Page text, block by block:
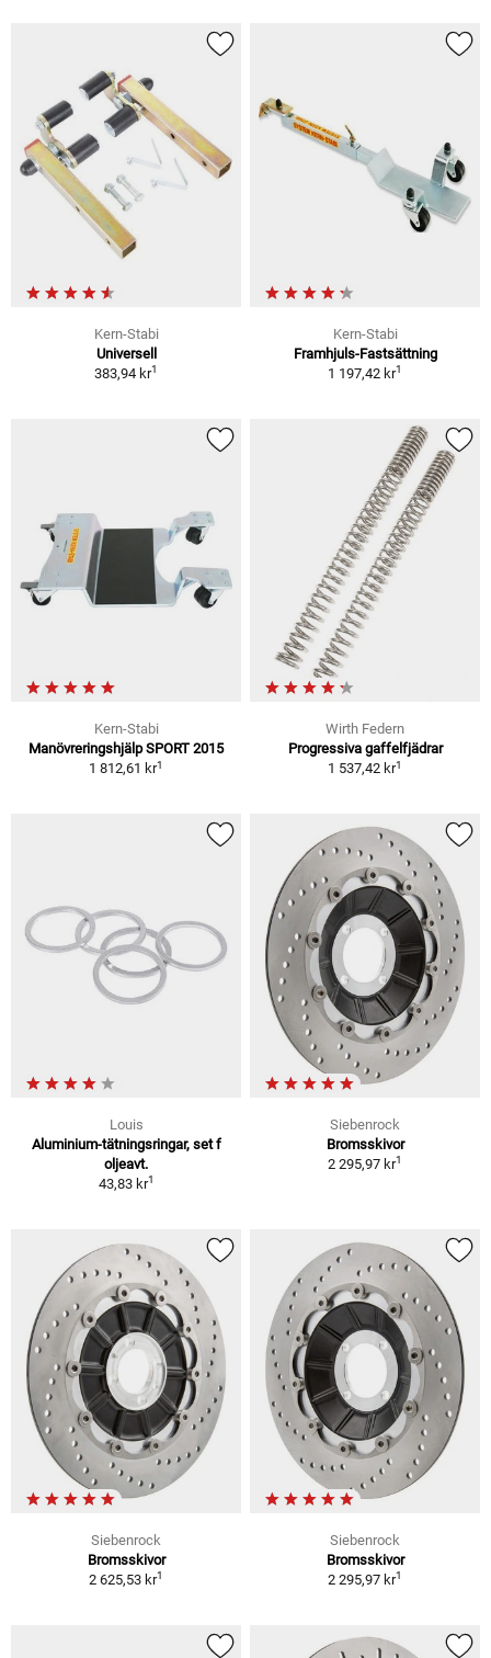
Kern-Stabi
Universell
383,94 kr1
Kern-Stabi
Framhjuls-Fastsättning
1 197,42 kr1
Kern-Stabi
Manövreringshjälp SPORT 2015
1 812,61 kr1
Wirth Federn
Progressiva gaffelfjädrar
1 537,42 kr1
Louis
Aluminium-tätningsringar, set f
oljeavt.
43,83 kr1
Siebenrock
Bromsskivor
2 295,97 kr1
Siebenrock
Bromsskivor
2 625,53 kr1
Siebenrock
Bromsskivor
2 295,97 kr1